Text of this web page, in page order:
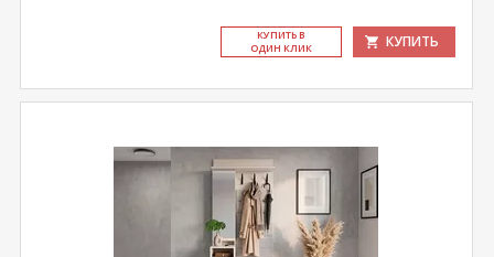
КУ­ПИТЬ В
ОДИН КЛИК
КУПИТЬ